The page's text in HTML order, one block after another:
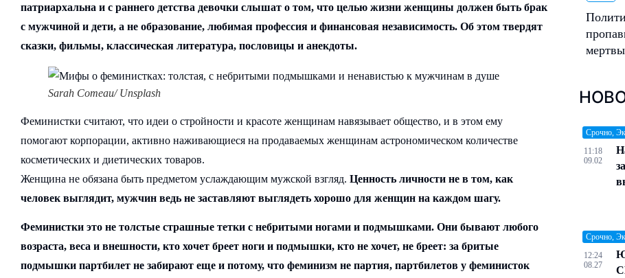
патриархальна и с раннего детства девочки слышат о том, что целью жизни женщины должен быть брак
с мужчиной и дети, а не образование, любимая профессия и финансовая независимость. Об этом твердят
сказки, фильмы, классическая литература, пословицы и анекдоты.
Sarah Comeau/ Unsplash
Феминистки считают, что идеи о стройности и красоте женщинам навязывает общество, и в этом ему
помогают корпорации, активно наживающиеся на продаваемых женщинам астрономическом количестве
косметических и диетических товаров.
Женщина не обязана быть предметом услаждающим мужской взгляд. Ценность личности не в том, как
человек выглядит, мужчин ведь не заставляют выглядеть хорошо для женщин на каждом шагу.
Феминистки это не толстые страшные тетки с небритыми ногами и подмышками. Они бывают любого
возраста, веса и внешности, кто хочет бреет ноги и подмышки, кто не хочет, не бреет: за бритые
подмышки партбилет не забирают еще и потому, что феминизм не партия, партбилетов у феминисток
Срочно,
11:18
09.02
Срочно,
12:24
08.27